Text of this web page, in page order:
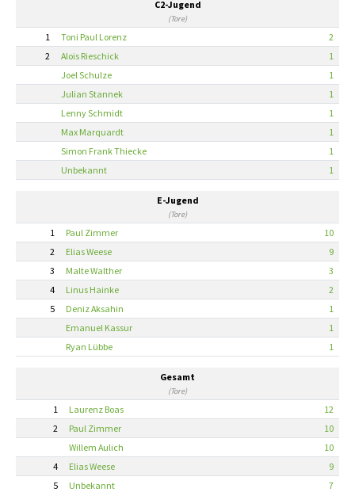
C2-Jugend
(Tore)
1 Toni Paul Lorenz
2
2
Alois Rieschick
1
Joel Schulze
1
Julian Stannek
1
Lenny Schmidt
1
Max Marquardt
1
Simon Frank Thiecke
1
Unbekannt
1
E-Jugend
(Tore)
1 Paul Zimmer
10
2
Elias Weese
9
3
Malte Walther
3
4
Linus Hainke
2
5
Deniz Aksahin
1
Emanuel Kassur
1
Ryan Lübbe
1
Gesamt
(Tore)
1 Laurenz Boas
12
2
Paul Zimmer
10
Willem Aulich
10
4
Elias Weese
9
5
Unbekannt
7